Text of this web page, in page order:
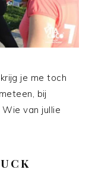
je me toch
bij
van jullie